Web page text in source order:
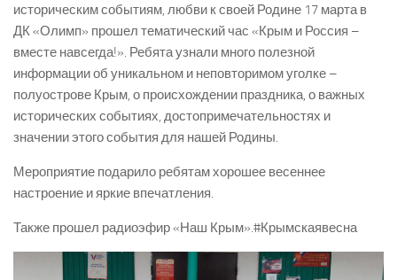
историческим событиям, любви к своей Родине 17 марта в
ДК «Олимп» прошел тематический час «Крым и Россия –
вместе навсегда!». Ребята узнали много полезной
информации об уникальном и неповторимом уголке –
полуострове Крым, о происхождении праздника, о важных
исторических событиях, достопримечательностях и
значении этого события для нашей Родины.
Мероприятие подарило ребятам хорошее весеннее
настроение и яркие впечатления.
Также прошел радиоэфир «Наш Крым».#Крымскаявесна